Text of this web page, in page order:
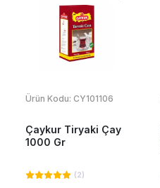
Ürün Kodu: CY101106
Çaykur Tiryaki Çay
1000 Gr
(2)